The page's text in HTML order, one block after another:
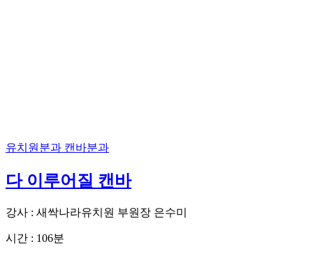
유치원분과 캔바분과
다 이루어질 캔바
강사 : 새싹나라유치원 부원장 은수미
시간 : 106분